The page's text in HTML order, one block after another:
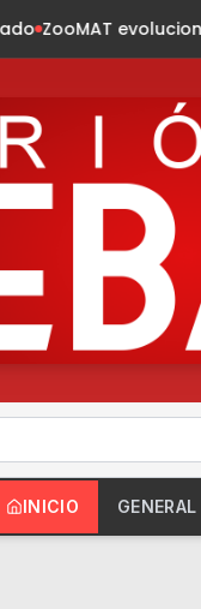
conservación,
INICIO GENERAL